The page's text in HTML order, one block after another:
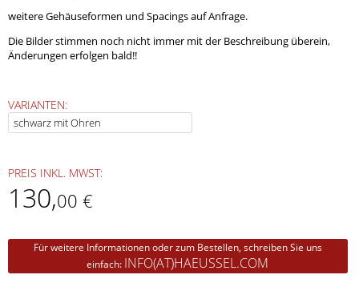
weitere Gehäuseformen und Spacings auf Anfrage.
Die Bilder stimmen noch nicht immer mit der Beschreibung überein,
Änderungen erfolgen bald!!
VARIANTEN:
PREIS INKL. MWST:
130,00 €
Für weitere Informationen oder zum Bestellen, schreiben Sie uns
einfach: INFO(AT)HAEUSSEL.COM